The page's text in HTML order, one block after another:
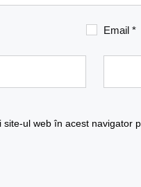
Email *
ul web în acest navigator